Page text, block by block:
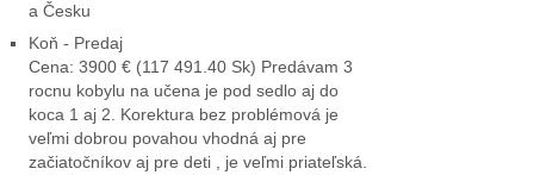
a Česku
Koň - Predaj
Cena: 3900 € (117 491.40 Sk) Predávam 3
rocnu kobylu na učena je pod sedlo aj do
koca 1 aj 2. Korektura bez problémová je
veľmi dobrou povahou vhodná aj pre
začiatočníkov aj pre deti , je veľmi priateľská.